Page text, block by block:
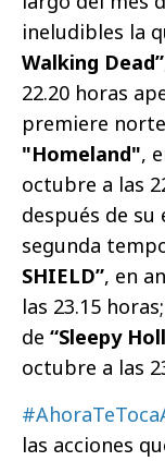
ineludibles la
Walking Dead”
22.20 horas
premiere
"Homeland",
octubre a las
después de su
segunda
SHIELD”, en
las 23.15
de “Sleepy
octubre a las
las acciones